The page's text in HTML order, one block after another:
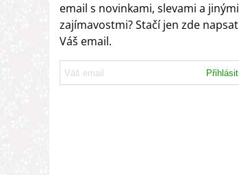
email s novinkami, slevami a jinými
zajímavostmi? Stačí jen zde napsat
Váš email.
Přihlásit